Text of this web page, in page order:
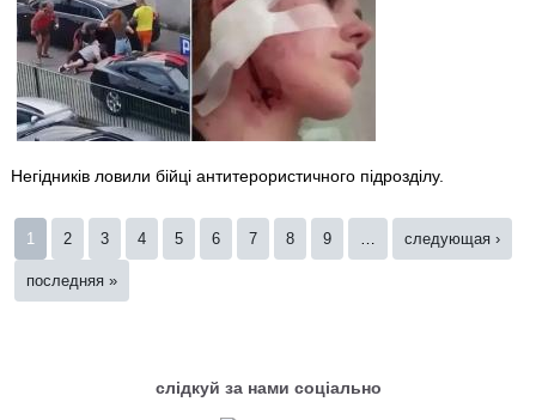
Негідників ловили бійці антитерористичного підрозділу.
Страницы
1 2 3 4 5 6 7 8 9 … следующая ›
последняя »
слідкуй за нами соціально